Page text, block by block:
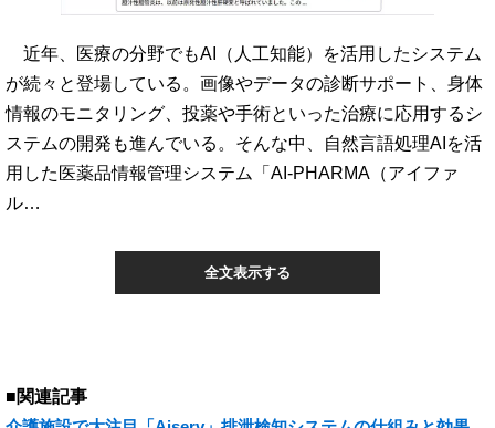
近年、医療の分野でもAI（人工知能）を活用したシステム
が続々と登場している。画像やデータの診断サポート、身体
情報のモニタリング、投薬や手術といった治療に応用するシ
ステムの開発も進んでいる。そんな中、自然言語処理AIを活
用した医薬品情報管理システム「AI-PHARMA（アイファ
ル…
全文表示する
■関連記事